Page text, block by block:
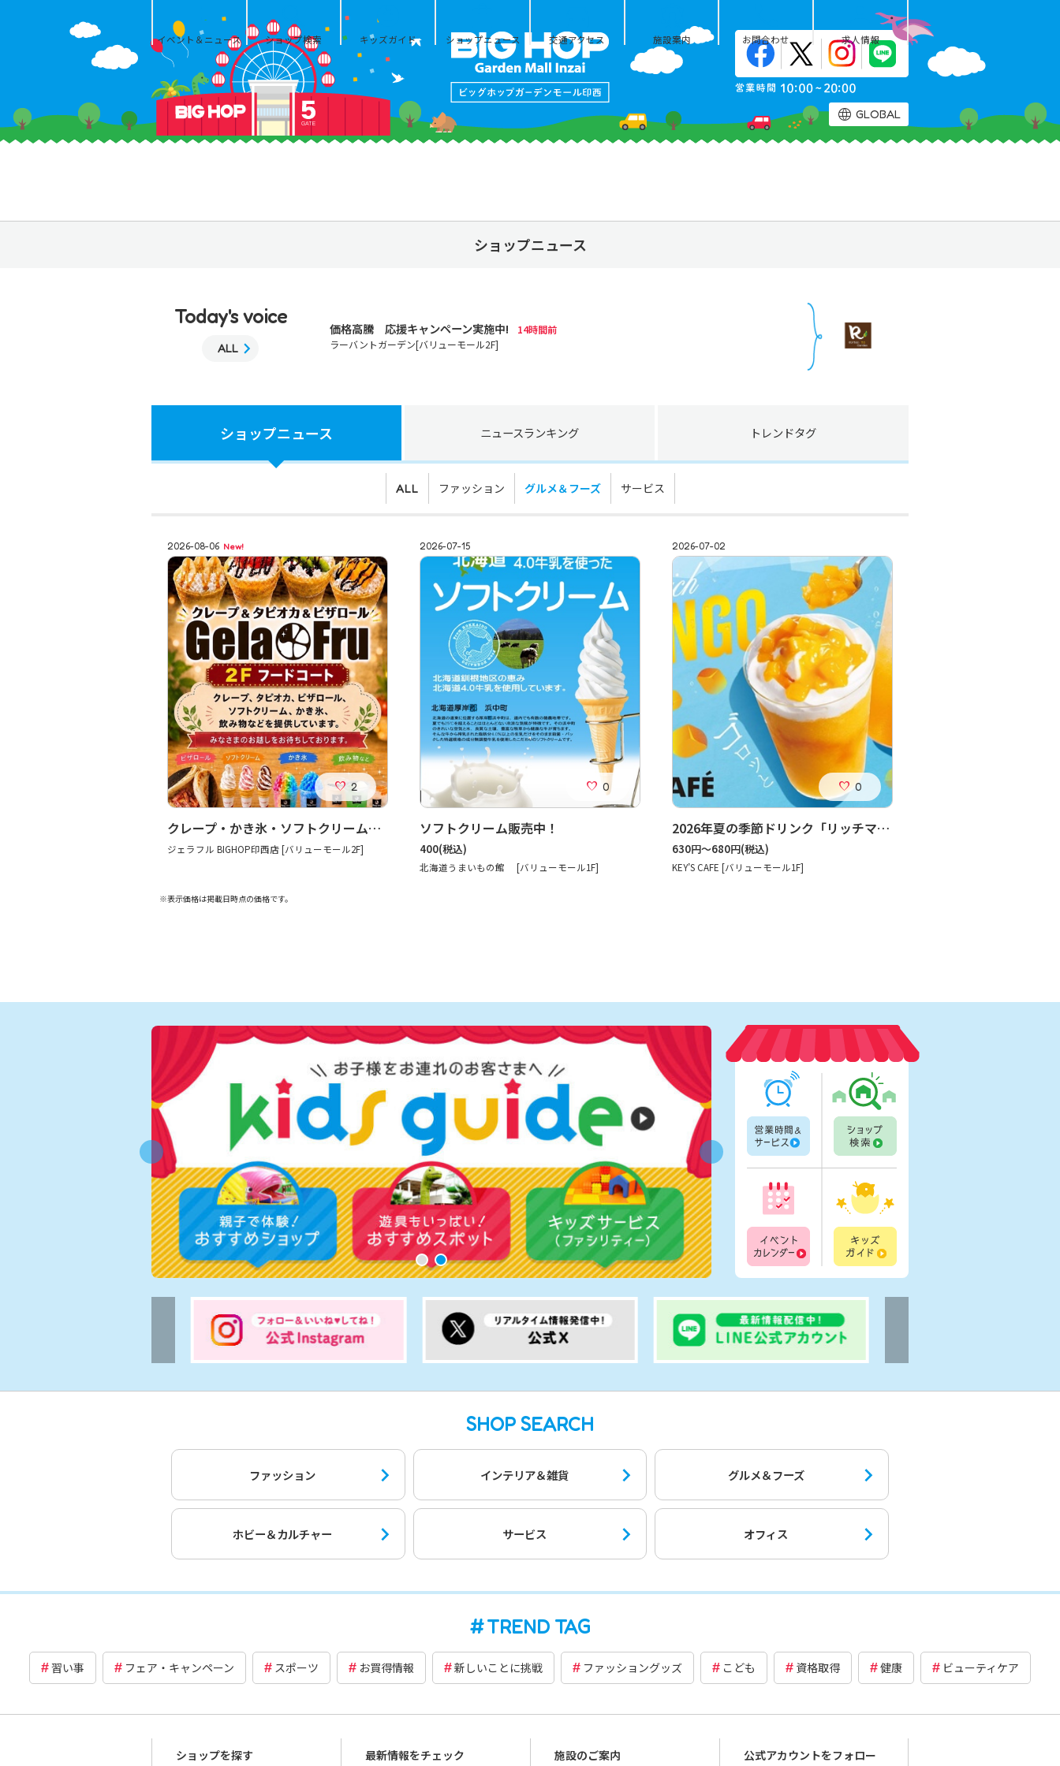
GLOBAL
イベント＆ニュース ショップ検索 キッズガイド ショップニュース 交通アクセス 施設案内 お問合わせ 求人情報
ショップニュース
Today's voice
ALL
価格高騰 応援キャンペーン実施中!
14時間前
ラーバントガーデン[バリューモール2F]
ショップニュース ニュースランキング トレンドタグ
ALL ファッション グルメ＆フーズ サービス
2026-08-06 New!
クレープ・かき氷・ソフトクリーム・冷たい飲み物など販売しております！！
ジェラフル BIGHOP印西店 [バリューモール2F]
2
2026-07-15
ソフトクリーム販売中！
400(税込)
北海道うまいもの館 [バリューモール1F]
0
2026-07-02
2026年夏の季節ドリンク「リッチマンゴー」
630円～680円(税込)
KEY’S CAFE [バリューモール1F]
0
※表示価格は掲載日時点の価格です。
営業時間一覧
イベントカレンダー
SHOP SEARCH
ファッション インテリア＆雑貨 グルメ＆フーズ
ホビー＆カルチャー サービス オフィス
TREND TAG
習い事 フェア・キャンペーン スポーツ お買得情報 新しいことに挑戦 ファッショングッズ こども 資格取得 健康 ビューティケア
ショップを探す 最新情報をチェック 施設のご案内 公式アカウントをフォロー